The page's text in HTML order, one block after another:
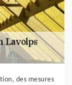
des mesures